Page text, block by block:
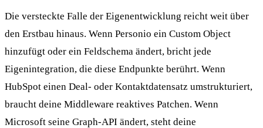
Die versteckte Falle der Eigenentwicklung reicht weit über
den Erstbau hinaus. Wenn Personio ein Custom Object
hinzufügt oder ein Feldschema ändert, bricht jede
Eigenintegration, die diese Endpunkte berührt. Wenn
HubSpot einen Deal- oder Kontaktdatensatz umstrukturiert,
braucht deine Middleware reaktives Patchen. Wenn
Microsoft seine Graph-API ändert, steht deine